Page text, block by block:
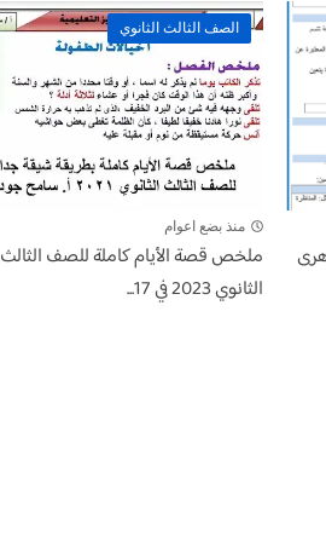
الصف الثالث الثانوي
منذ بضع اعوام
ملخص قصة الأيام كاملة للصف الثالث
الثانوي 2023 في 17...